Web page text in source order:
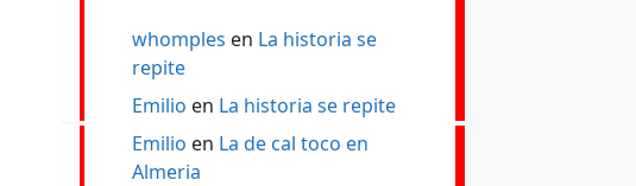
whomples en La historia se
repite
Emilio en La historia se repite
Emilio en La de cal toco en
Almeria